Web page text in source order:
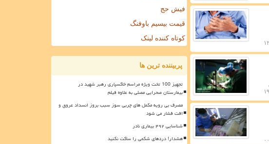
فیش حج
قیمت بیسیم باوفنگ
کوتاه کننده لینک
پربیننده ترین ها
تجهیز 100 تخت ویژه مراسم خاکسپاری رهبر شهید در
بیمارستان صحرایی مصلی به علاوه فیلم
مصرف بی رویه مکمل های چربی سوز سبب بروز انسداد عروق و
افت فشار می شود
شناسایی ۴۹۲ بیماری نادر
هشدار! دردهای شکمی را ساکت نکنید